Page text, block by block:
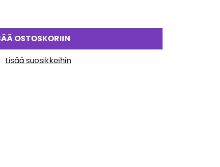
OSTOSKORIIN
Lisää suosikkeihin